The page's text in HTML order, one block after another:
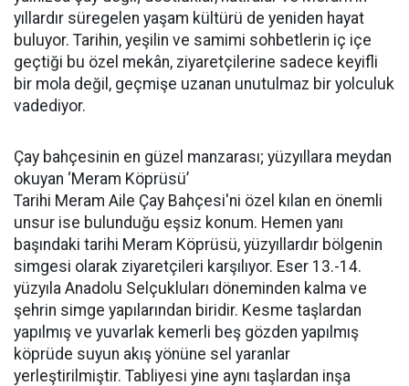
yıllardır süregelen yaşam kültürü de yeniden hayat
buluyor. Tarihin, yeşilin ve samimi sohbetlerin iç içe
geçtiği bu özel mekân, ziyaretçilerine sadece keyifli
bir mola değil, geçmişe uzanan unutulmaz bir yolculuk
vadediyor.
Çay bahçesinin en güzel manzarası; yüzyıllara meydan
okuyan ‘Meram Köprüsü’
Tarihi Meram Aile Çay Bahçesi'ni özel kılan en önemli
unsur ise bulunduğu eşsiz konum. Hemen yanı
başındaki tarihi Meram Köprüsü, yüzyıllardır bölgenin
simgesi olarak ziyaretçileri karşılıyor. Eser 13.-14.
yüzyıla Anadolu Selçukluları döneminden kalma ve
şehrin simge yapılarından biridir. Kesme taşlardan
yapılmış ve yuvarlak kemerli beş gözden yapılmış
köprüde suyun akış yönüne sel yaranlar
yerleştirilmiştir. Tabliyesi yine aynı taşlardan inşa